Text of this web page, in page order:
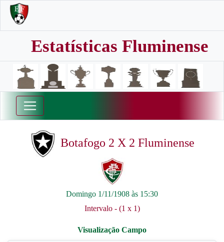
Estatísticas Fluminense
Botafogo 2 X 2 Fluminense
Domingo 1/11/1908 às 15:30
Intervalo - (1 x 1)